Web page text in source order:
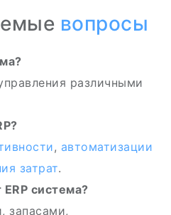
вопросы
различными
, автоматизации
затрат.
система?
запасами,